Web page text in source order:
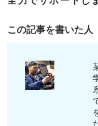
この記事を書いた人